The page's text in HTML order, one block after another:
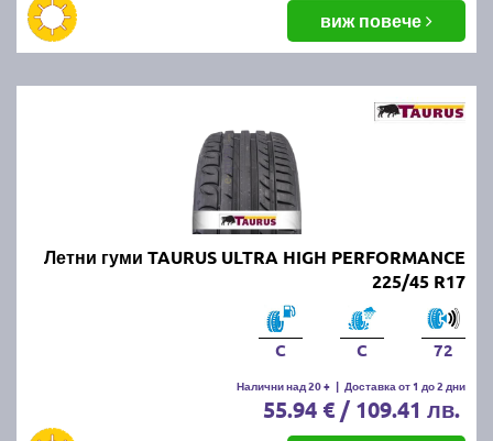
виж повече
Летни гуми TAURUS ULTRA HIGH PERFORMANCE
225/45 R17
C C 72
Налични над 20 + | Доставка от 1 до 2 дни
55.94 € / 109.41 лв.